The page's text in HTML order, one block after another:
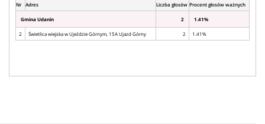
Nr Adres Liczba głosów Procent głosów ważnych
Gmina Udanin 2 1.41%
2 Świetlica wiejska w Ujeździe Górnym, 15A Ujazd Górny 2 1.41%